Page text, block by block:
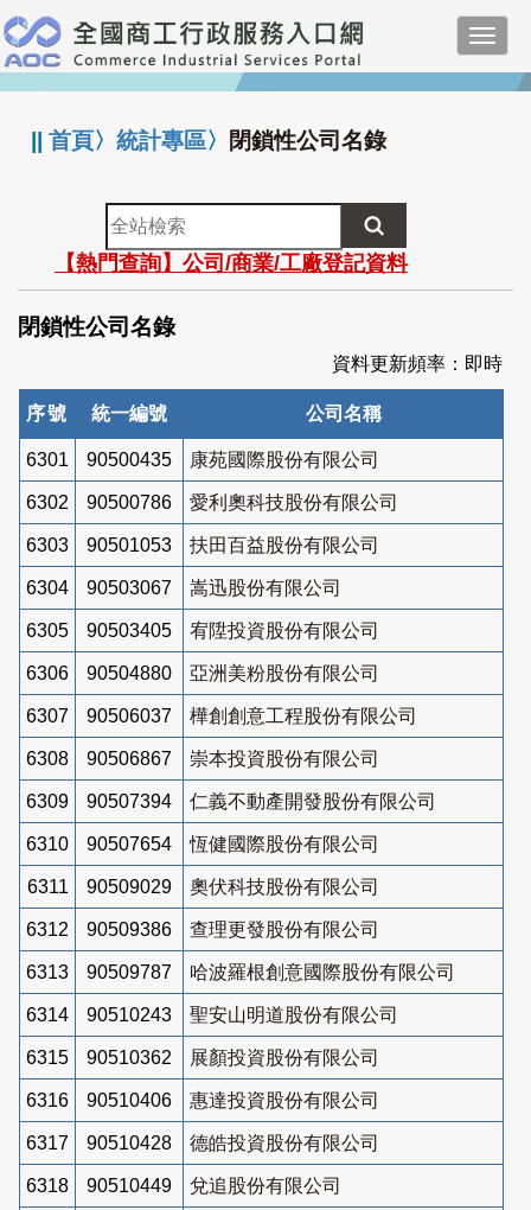
跳
到
主
要
:::
||首頁〉統計專區〉 閉鎖性公司名錄
全
站
檢
索
【熱門查詢】公司/商業/工廠登記資料
閉鎖性公司名錄
資料更新頻率：即時
序號 統一編號 公司名稱
6301 90500435 康苑國際股份有限公司
6302 90500786 愛利奧科技股份有限公司
6303 90501053 扶田百益股份有限公司
6304 90503067 嵩迅股份有限公司
6305 90503405 宥陞投資股份有限公司
6306 90504880 亞洲美粉股份有限公司
6307 90506037 樺創創意工程股份有限公司
6308 90506867 崇本投資股份有限公司
6309 90507394 仁義不動產開發股份有限公司
6310 90507654 恆健國際股份有限公司
6311 90509029 奧伏科技股份有限公司
6312 90509386 查理更發股份有限公司
6313 90509787 哈波羅根創意國際股份有限公司
6314 90510243 聖安山明道股份有限公司
6315 90510362 展顏投資股份有限公司
6316 90510406 惠達投資股份有限公司
6317 90510428 德皓投資股份有限公司
6318 90510449 兌追股份有限公司